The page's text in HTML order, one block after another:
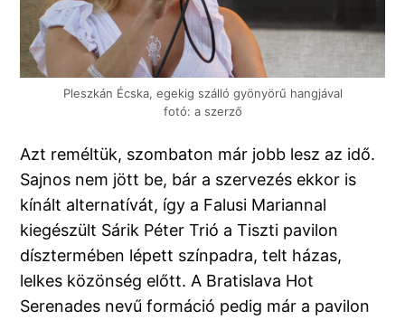
Pleszkán Écska, egekig szálló gyönyörű hangjával
fotó: a szerző
Azt reméltük, szombaton már jobb lesz az idő.
Sajnos nem jött be, bár a szervezés ekkor is
kínált alternatívát, így a Falusi Mariannal
kiegészült Sárik Péter Trió a Tiszti pavilon
dísztermében lépett színpadra, telt házas,
lelkes közönség előtt. A Bratislava Hot
Serenades nevű formáció pedig már a pavilon